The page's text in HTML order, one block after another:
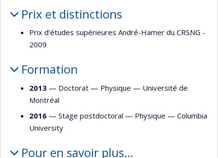
Prix et distinctions
Prix d'études supérieures André-Hamer du CRSNG -
2009
Formation
2013 — Doctorat — Physique — Université de
Montréal
2016 — Stage postdoctoral — Physique — Columbia
University
Pour en savoir plus…